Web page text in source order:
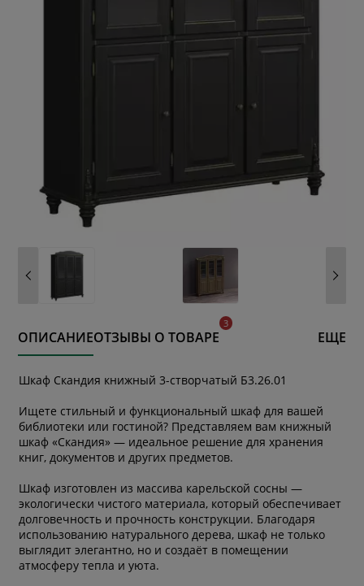
ОПИСАНИЕОТЗЫВЫ О ТОВАРЕ ЕЩЕ
Шкаф Скандия книжный 3-створчатый Б3.26.01
Ищете стильный и функциональный шкаф для вашей
библиотеки или гостиной? Представляем вам книжный
шкаф «Скандия» — идеальное решение для хранения
книг, документов и других предметов.
Шкаф изготовлен из массива карельской сосны —
экологически чистого материала, который обеспечивает
долговечность и прочность конструкции. Благодаря
использованию натурального дерева, шкаф не только
выглядит элегантно, но и создаёт в помещении
атмосферу тепла и уюта.